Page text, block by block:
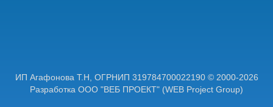
ИП Агафонова Т.Н, ОГРНИП 319784700022190 © 2000-2026
Разработка ООО "ВЕБ ПРОЕКТ" (WEB Project Group)